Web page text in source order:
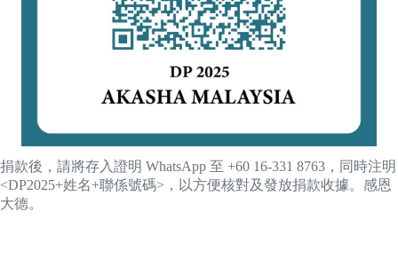
捐款後，請將存入證明 WhatsApp 至 +60 16-331 8763，同時注明
<DP2025+姓名+聯係號碼>，以方便核對及發放捐款收據。感恩
大德。